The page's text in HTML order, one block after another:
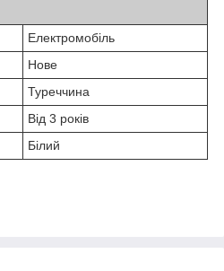
Електромобіль
Нове
Туреччина
Від 3 років
Білий